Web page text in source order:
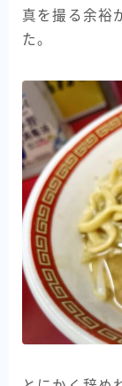
真を撮る余裕
た。